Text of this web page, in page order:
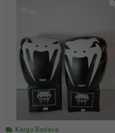
Kargo Bedava